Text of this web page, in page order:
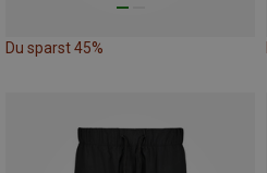
Du sparst 45%